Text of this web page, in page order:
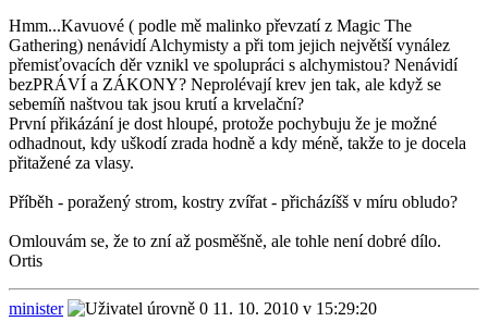
Hmm...Kavuové ( podle mě malinko převzatí z Magic The
Gathering) nenávidí Alchymisty a při tom jejich největší vynález
přemisťovacích děr vznikl ve spolupráci s alchymistou? Nenávidí
bezPRÁVÍ a ZÁKONY? Neprolévají krev jen tak, ale když se
sebemíň naštvou tak jsou krutí a krvelační?
První přikázání je dost hloupé, protože pochybuju že je možné
odhadnout, kdy uškodí zrada hodně a kdy méně, takže to je docela
přitažené za vlasy.
Příběh - poražený strom, kostry zvířat - přicházíšš v míru obludo?
Omlouvám se, že to zní až posměšně, ale tohle není dobré dílo.
Ortis
minister
11. 10. 2010 v 15:29:20